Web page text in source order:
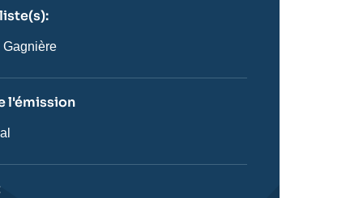
Gagnière
l'émission